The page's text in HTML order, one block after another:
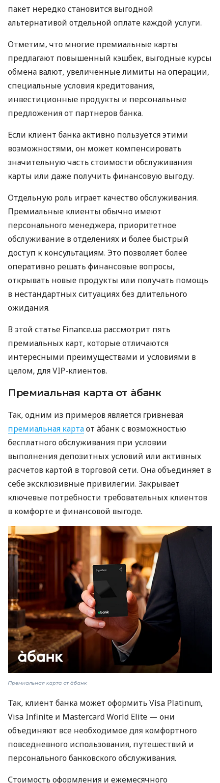
пакет нередко становится выгодной
альтернативой отдельной оплате каждой услуги.
Отметим, что многие премиальные карты
предлагают повышенный кэшбек, выгодные курсы
обмена валют, увеличенные лимиты на операции,
специальные условия кредитования,
инвестиционные продукты и персональные
предложения от партнеров банка.
Если клиент банка активно пользуется этими
возможностями, он может компенсировать
значительную часть стоимости обслуживания
карты или даже получить финансовую выгоду.
Отдельную роль играет качество обслуживания.
Премиальные клиенты обычно имеют
персонального менеджера, приоритетное
обслуживание в отделениях и более быстрый
доступ к консультациям. Это позволяет более
оперативно решать финансовые вопросы,
открывать новые продукты или получать помощь
в нестандартных ситуациях без длительного
ожидания.
В этой статье Finance.ua рассмотрит пять
премиальных карт, которые отличаются
интересными преимуществами и условиями в
целом, для VIP-клиентов.
Премиальная карта от àбанк
Так, одним из примеров является гривневая
премиальная картаот àбанк с возможностью
бесплатного обслуживания при условии
выполнения депозитных условий или активных
расчетов картой в торговой сети. Она объединяет в
себе эксклюзивные привилегии. Закрывает
ключевые потребности требовательных клиентов
в комфорте и финансовой выгоде.
Премиальная карта от àбанк
Так, клиент банка может оформить Visa Platinum,
Visa Infinite и Mastercard World Elite — они
объединяют все необходимое для комфортного
повседневного использования, путешествий и
персонального банковского обслуживания.
Стоимость оформления и ежемесячного